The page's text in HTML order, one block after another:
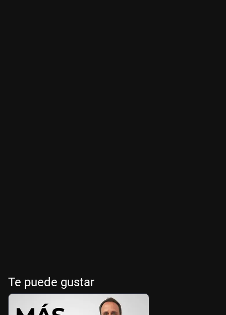
Te puede gustar